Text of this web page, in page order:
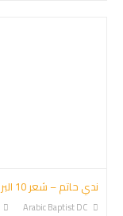
ندي حاتم – شعر 10 البرص
Arabic Baptist DC